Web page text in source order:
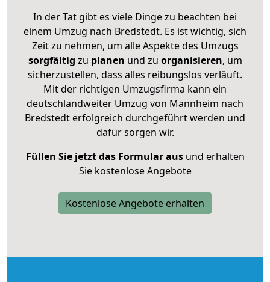
In der Tat gibt es viele Dinge zu beachten bei
einem Umzug nach Bredstedt. Es ist wichtig, sich
Zeit zu nehmen, um alle Aspekte des Umzugs
sorgfältig zu planen und zu organisieren, um
sicherzustellen, dass alles reibungslos verläuft.
Mit der richtigen Umzugsfirma kann ein
deutschlandweiter Umzug von Mannheim nach
Bredstedt erfolgreich durchgeführt werden und
dafür sorgen wir.
Füllen Sie jetzt das Formular ausund erhalten
Sie kostenlose Angebote
Kostenlose Angebote erhalten